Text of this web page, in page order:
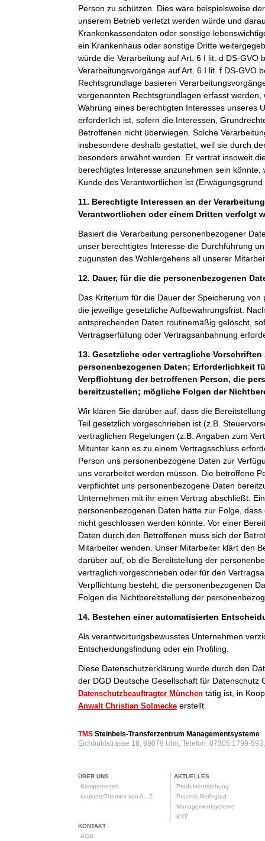
Person zu schützen. Dies wäre beispielsweise
unserem Betrieb verletzt werden würde und
Krankenkassendaten oder sonstige
ein Krankenhaus oder sonstige Dritte
würde die Verarbeitung auf Art. 6 I lit. d DS-GVO
Verarbeitungsvorgänge auf Art. 6 I lit. f DS-GVO
Rechtsgrundlage basieren
vorgenannten Rechtsgrundlagen erfasst werden,
Wahrung eines berechtigten Interesses unseres
erforderlich ist, sofern die Interessen,
Betroffenen nicht überwiegen. Solche
insbesondere deshalb gestattet, weil sie durch
besonders erwähnt wurden. Er vertrat insoweit
berechtigtes Interesse anzunehmen sein
Kunde des Verantwortlichen ist
11. Berechtigte Interessen an der
Verantwortlichen oder einem Dritten verfolgt
Basiert die Verarbeitung personenbezogener
unser berechtigtes Interesse die Durchführung
zugunsten des Wohlergehens all unserer
12. Dauer, für die die personenbezogenen
Das Kriterium für die Dauer der Speicherung
die jeweilige gesetzliche Aufbewahrungsfrist.
entsprechenden Daten routinemäßig gelöscht,
Vertragserfüllung oder Vertragsanbahnung
13. Gesetzliche oder vertragliche
personenbezogenen Daten; Erforderlichkeit
Verpflichtung der betroffenen Person, die
bereitzustellen; mögliche Folgen der
Wir klären Sie darüber auf, dass die
Teil gesetzlich vorgeschrieben ist (z.B.
vertraglichen Regelungen (z.B. Angaben zum
Mitunter kann es zu einem Vertragsschluss
Person uns personenbezogene Daten zur
uns verarbeitet werden müssen. Die betroffene
verpflichtet uns personenbezogene Daten
Unternehmen mit ihr einen Vertrag abschließt.
personenbezogenen Daten hätte zur Folge,
nicht geschlossen werden könnte. Vor einer
Daten durch den Betroffenen muss sich der
Mitarbeiter wenden. Unser Mitarbeiter klärt den
darüber auf, ob die Bereitstellung der
vertraglich vorgeschrieben oder für den
Verpflichtung besteht, die personenbezogenen
Folgen die Nichtbereitstellung der
14. Bestehen einer automatisierten
Als verantwortungsbewusstes Unternehmen
Entscheidungsfindung oder ein Profiling.
Diese Datenschutzerklärung wurde durch den
der DGD Deutsche Gesellschaft für Datenschutz
Datenschutzbeauftragter München tätig ist, in
Anwalt Christian Solmecke erstellt.
TMS Steinbeis-Transferzentrum Managementsysteme
Eichbühlstrasse 18, 89079 Ulm, Telefon: 07305 1799-
ÜBER UNS
Kompetenzen
konkreteThemen von A...Z
AKTUELLES
Produktentstehung
Prozess-Reifegrad
Managementsysteme
KVP
KONTAKT
AGB